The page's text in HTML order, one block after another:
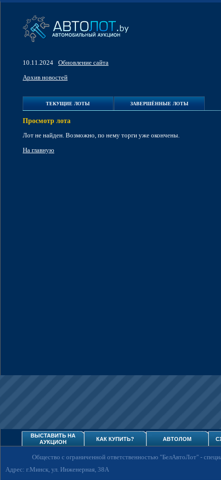
10.11.2024
Обновление сайта
Архив новостей
ТЕКУЩИЕ ЛОТЫ ЗАВЕРШЁННЫЕ ЛОТЫ
Просмотр лота
Лот не найден. Возможно, по нему торги уже окончены.
На главную
ВЫСТАВИТЬ НА
АУКЦИОН
КАК КУПИТЬ? АВТОЛОМ
Общество с ограниченной ответственностью "БелАвтоЛот"-
Адрес: г.Минск, ул. Инженерная, 38А